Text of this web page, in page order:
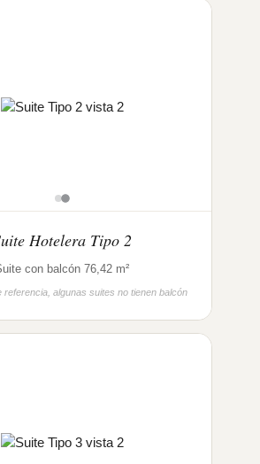
Hotelera Tipo 2
con balcón 76,42 m²
referencia, algunas suites no tienen balcón